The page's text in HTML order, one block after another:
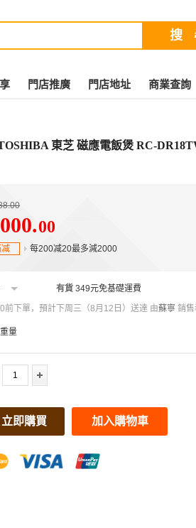
門店推廣 門店地址 商業查詢
東芝 磁應電飯煲 RC-
.00
每200减20最多減2000
有貨 349元免基礎運費
前下單，預計下周三（8月12日）送達 由蘇寧 銷
量
立即購買 加入購物車